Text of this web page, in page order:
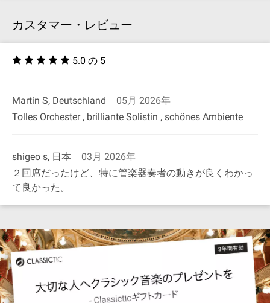
カスタマー・レビュー
5.0 の 5
Martin S, Deutschland
05月 2026年
Tolles Orchester , brilliante Solistin , schönes Ambiente
shigeo s, 日本
03月 2026年
２回席だったけど、特に管楽器奏者の動きが良くわかっ
て良かった。